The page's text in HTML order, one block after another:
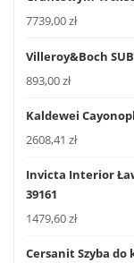
7739,00zł
Villeroy&Boch
893,00zł
Kaldewei
2608,41 zł
Invicta Interior
39161
1479,60zł
Cersanit Szyba